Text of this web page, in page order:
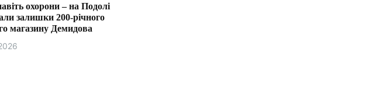
охорони – на Подолі
залишки 200-річного
магазину Демидова